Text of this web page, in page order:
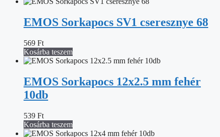
EMOS Sorkapocs SV1 cseresznye 68
569 Ft
Kosárba teszem
EMOS Sorkapocs 12x2.5 mm fehér
10db
539 Ft
Kosárba teszem